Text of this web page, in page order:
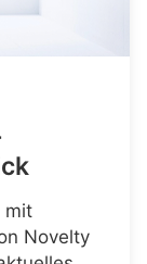
mit
Novelty